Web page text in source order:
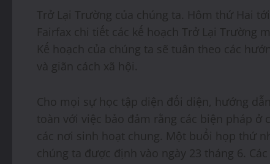
Trở Lại Trường của chúng ta. Hôm thứ Hai
Fairfax chi tiết các kế hoạch Trở Lại Trường
Kế hoạch của chúng ta sẽ tuân theo các
và giãn cách xã hội.
Cho mọi sự học tập diện đối diện, hướng
toàn với việc bảo đảm rằng các biện pháp
các nơi sinh hoạt chung. Một buổi họp thứ
chúng ta được định vào ngày 23 tháng 6.